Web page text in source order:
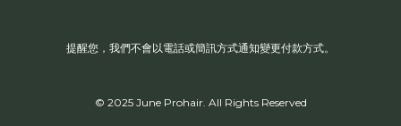
提醒您，我們不會以電話或簡訊方式通知變更付款方式。
© 2025 June Prohair. All Rights Reserved